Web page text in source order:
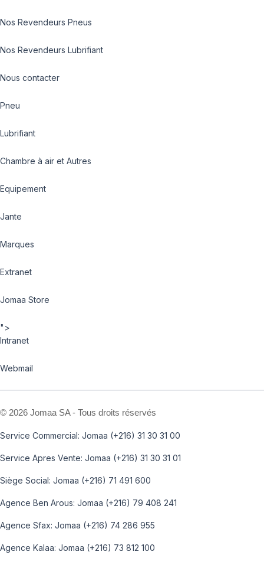
Nos Revendeurs Pneus
Nos Revendeurs Lubrifiant
Nous contacter
Pneu
Lubrifiant
Chambre à air et Autres
Equipement
Jante
Marques
Extranet
Jomaa Store
">
Intranet
Webmail
© 2026 Jomaa SA - Tous droits réservés
Service Commercial: Jomaa (+216) 31 30 31 00
Service Apres Vente: Jomaa (+216) 31 30 31 01
Siège Social: Jomaa (+216) 71 491 600
Agence Ben Arous: Jomaa (+216) 79 408 241
Agence Sfax: Jomaa (+216) 74 286 955
Agence Kalaa: Jomaa (+216) 73 812 100